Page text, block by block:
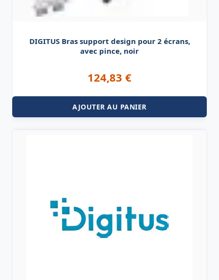
DIGITUS Bras support design pour 2 écrans,
avec pince, noir
124,83 €
AJOUTER AU PANIER